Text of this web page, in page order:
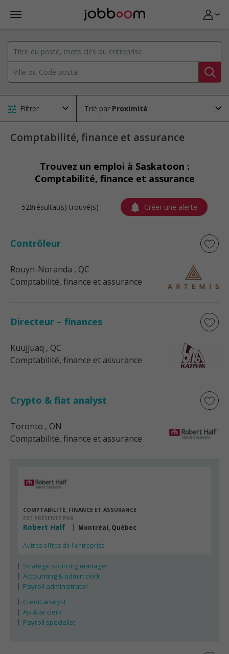
Filtrer Trié par
Comptabilité, finance et assurance
Trouvez un emploi à Saskatoon :
Comptabilité, finance et assurance
528résultat(s) trouvé(s) Créer une alerte
Contrôleur
Rouyn-Noranda , QC
Comptabilité, finance et assurance
Directeur – finances
Kuujjuaq , QC
Comptabilité, finance et assurance
Crypto & fiat analyst
Toronto , ON
Comptabilité, finance et assurance
COMPTABILITÉ, FINANCE ET ASSURANCE
EST PRÉSENTÉ PAR
Robert Half Montréal, Québec
Autres offres de l'entreprise
Strategic sourcing manager
Accounting & admin clerk
Payroll administrator
Credit analyst
Ap & ar clerk
Payroll specialist